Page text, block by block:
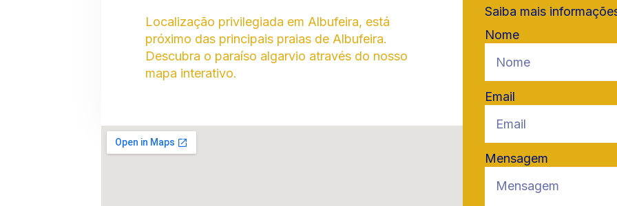
Localização privilegiada em Albufeira, está
próximo das principais praias de Albufeira.
Descubra o paraíso algarvio através do nosso
mapa interativo.
Saiba mais
Nome
Email
Mensagem